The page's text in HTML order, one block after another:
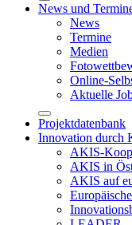
News und
News
Termine
Medien
Online-
Aktuelle
Projektdatenbank
Innovation durch
AKIS-
AKIS in
AKIS auf